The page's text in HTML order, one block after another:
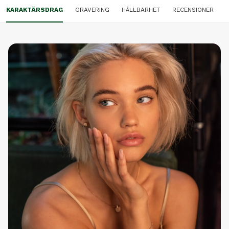
KARAKTÄRSDRAG GRAVERING HÅLLBARHET RECENSIONER